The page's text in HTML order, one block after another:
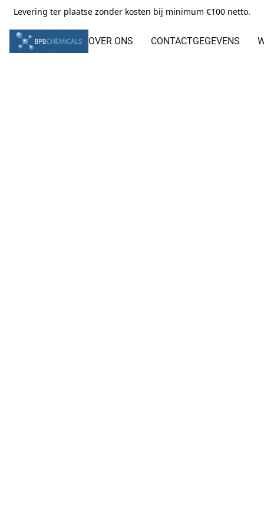
Levering ter plaatse zonder kosten bij minimum €100 netto.
OVER ONS CONTACTGEGEVENS